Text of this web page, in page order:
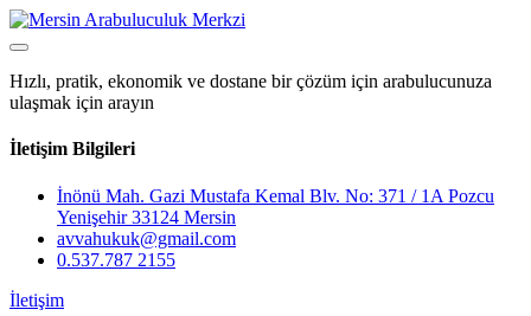
Hızlı, pratik, ekonomik ve dostane bir çözüm için arabulucunuza
ulaşmak için arayın
İletişim Bilgileri
İnönü Mah. Gazi Mustafa Kemal Blv. No: 371 / 1A Pozcu
Yenişehir 33124 Mersin
avvahukuk@gmail.com
0.537.787 2155
İletişim